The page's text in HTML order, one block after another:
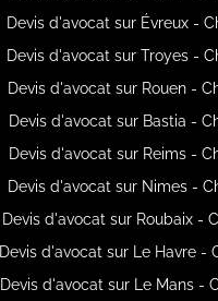
Devis d'avocat sur Évreux -
Devis d'avocat sur Troyes -
Devis d'avocat sur Rouen -
Devis d'avocat sur Bastia -
Devis d'avocat sur Reims -
Devis d'avocat sur Nimes -
Devis d'avocat sur Roubaix -
Devis d'avocat sur Le Havre -
Devis d'avocat sur Le Mans -